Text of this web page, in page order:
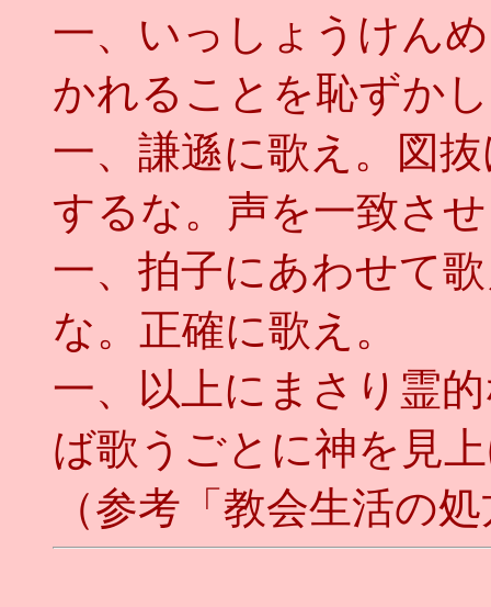
一、いっしょうけん
かれることを恥ずか
一、謙遜に歌え。図
するな。声を一致さ
一、拍子にあわせて
な。正確に歌え。
一、以上にまさり霊
ば歌うごとに神を見
（参考「教会生活の